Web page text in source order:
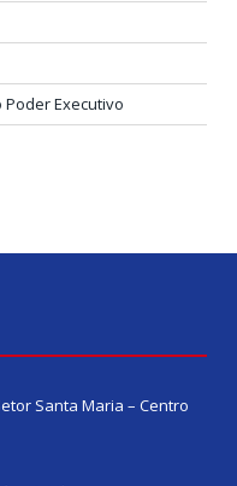
Executivo
Santa Maria – Centro